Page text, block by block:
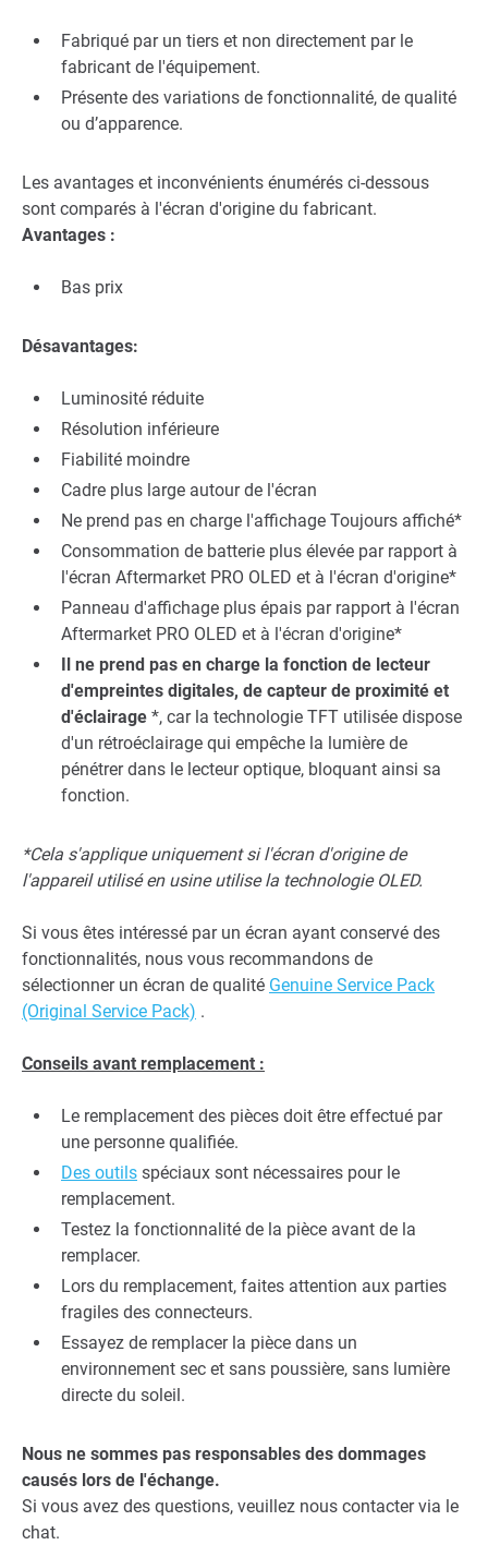
Fabriqué par un tiers et non directement par le
fabricant de l'équipement.
Présente des variations de fonctionnalité, de qualité
ou d’apparence.
Les avantages et inconvénients énumérés ci-dessous
sont comparés à l'écran d'origine du fabricant.
Avantages :
Bas prix
Désavantages:
Luminosité réduite
Résolution inférieure
Fiabilité moindre
Cadre plus large autour de l'écran
Ne prend pas en charge l'affichage Toujours affiché*
Consommation de batterie plus élevée par rapport à
l'écran Aftermarket PRO OLED et à l'écran d'origine*
Panneau d'affichage plus épais par rapport à l'écran
Aftermarket PRO OLED et à l'écran d'origine*
Il ne prend pas en charge la fonction de lecteur
d'empreintes digitales, de capteur de proximité et
d'éclairage *, car la technologie TFT utilisée dispose
d'un rétroéclairage qui empêche la lumière de
pénétrer dans le lecteur optique, bloquant ainsi sa
fonction.
*Cela s'applique uniquement si l'écran d'origine de
l'appareil utilisé en usine utilise la technologie OLED.
Si vous êtes intéressé par un écran ayant conservé des
fonctionnalités, nous vous recommandons de
sélectionner un écran de qualité Genuine Service Pack
(Original Service Pack) .
Conseils avant remplacement :
Le remplacement des pièces doit être effectué par
une personne qualifiée.
Des outils spéciaux sont nécessaires pour le
remplacement.
Testez la fonctionnalité de la pièce avant de la
remplacer.
Lors du remplacement, faites attention aux parties
fragiles des connecteurs.
Essayez de remplacer la pièce dans un
environnement sec et sans poussière, sans lumière
directe du soleil.
Nous ne sommes pas responsables des dommages
causés lors de l'échange.
Si vous avez des questions, veuillez nous contacter via le
chat.